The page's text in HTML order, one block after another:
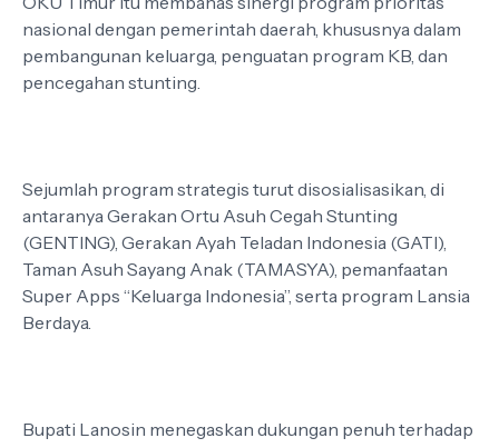
nasional dengan pemerintah daerah, khususnya dalam
pembangunan keluarga, penguatan program KB, dan
pencegahan stunting.
Sejumlah program strategis turut disosialisasikan, di
antaranya Gerakan Ortu Asuh Cegah Stunting
(GENTING), Gerakan Ayah Teladan Indonesia (GATI),
Taman Asuh Sayang Anak (TAMASYA), pemanfaatan
Super Apps “Keluarga Indonesia”, serta program Lansia
Berdaya.
Bupati Lanosin menegaskan dukungan penuh terhadap